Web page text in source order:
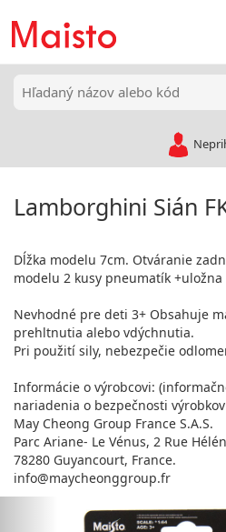
Lamborghini Sián
Dĺžka modelu 7cm. Otváranie
modelu 2 kusy pneumatík +uložna
Nevhodné pre deti 3+ Obsahuje
prehltnutia alebo vdýchnutia.
Pri použití sily, nebezpečie
Informácie o výrobcovi:
nariadenia o bezpečnosti výrobkov
May Cheong Group France S.A.S.
Parc Ariane- Le Vénus, 2 Rue
78280 Guyancourt, France.
info@maycheonggroup.fr
Predchádzajúci